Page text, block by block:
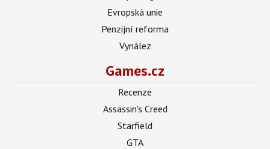
Evropská unie
Penzijní reforma
Vynález
Games.cz
Recenze
Assassin's Creed
Starfield
GTA